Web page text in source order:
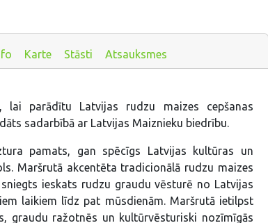
Karte Stāsti Atsauksmes
parādītu Latvijas rudzu maizes cepšanas
sadarbībā ar Latvijas Maiznieku biedrību.
pamats, gan spēcīgs Latvijas kultūras un
Maršrutā akcentēta tradicionālā rudzu maizes
ieskats rudzu graudu vēsturē no Latvijas
laikiem līdz pat mūsdienām. Maršrutā ietilpst
graudu ražotnēs un kultūrvēsturiski nozīmīgās